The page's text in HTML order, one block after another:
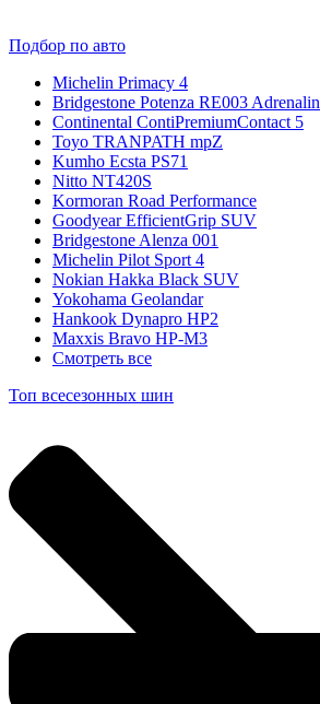
Подбор по авто
Michelin Primacy 4
Bridgestone Potenza RE003 Adrenalin
Continental ContiPremiumContact 5
Toyo TRANPATH mpZ
Kumho Ecsta PS71
Nitto NT420S
Kormoran Road Performance
Goodyear EfficientGrip SUV
Bridgestone Alenza 001
Michelin Pilot Sport 4
Nokian Hakka Black SUV
Yokohama Geolandar
Hankook Dynapro HP2
Maxxis Bravo HP-M3
Смотреть все
Топ всесезонных шин